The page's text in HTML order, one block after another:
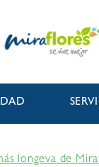
longeva de